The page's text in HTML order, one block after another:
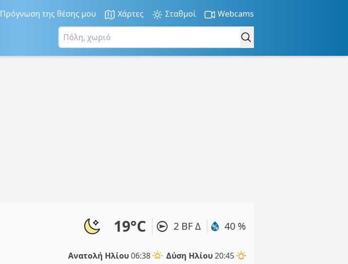
Πρόγνωση της θέσης μου Χάρτες Σταθμοί Webcams
19°C 2 BF Δ 40 %
Ανατολή Ηλίου06:38 Δύση Ηλίου20:45